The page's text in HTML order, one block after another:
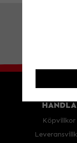
HANDLA
Köpvillkor